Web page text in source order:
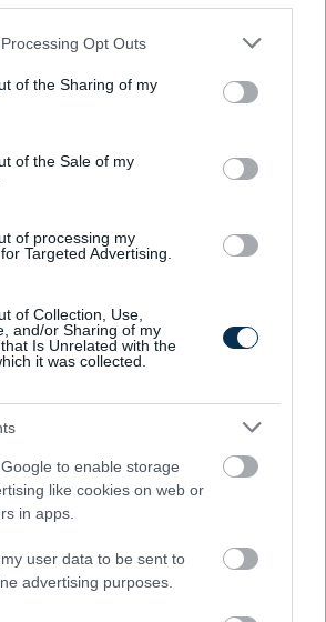
website/app uses one or more Google
or usage behaviour. You may click to
to Google and its third-party tags to
specified purposes in below Google
Opt Outs
of the Sharing of my
of the Sale of my
of processing my
Targeted Advertising.
of Collection, Use,
and/or Sharing of my
Is Unrelated with the
it was collected.
to enable storage
like cookies on web or
in apps.
user data to be sent to
advertising purposes.
kiszámoltad már?
Okostelefon-függő vagyok?
KISZÁMOLOM!